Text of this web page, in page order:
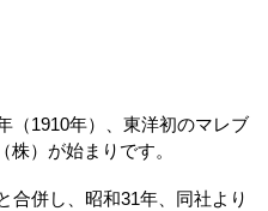
（1910年）、東洋初のマレブ
）が始まりです。
合併し、昭和31年、同社より